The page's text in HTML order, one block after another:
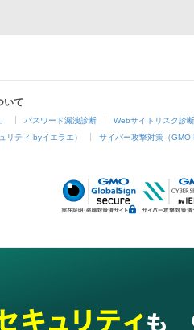
いて
パスワード漏洩診断 Webサイトリスク診断
リティ byイエラエ） サイバー攻撃対策（GMO